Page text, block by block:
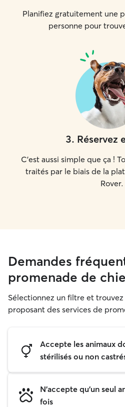
Planifiez gratuitement une
personne pour
3. Réservez
C'est aussi simple que ça !
traités par le biais de la
Rover.
Demandes
promenade de
Sélectionnez un filtre et
proposant des services de
Accepte les animaux
stérilisés ou non
N'accepte qu'un seul
fois